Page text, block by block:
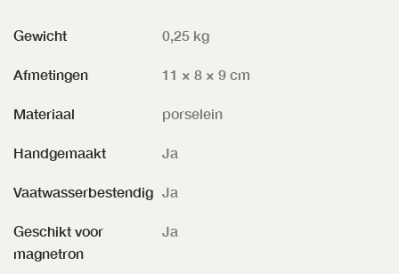
Gewicht 0,25 kg
Afmetingen 11 × 8 × 9 cm
Materiaal porselein
Handgemaakt Ja
Vaatwasserbestendig Ja
Geschikt voor
magnetron
Ja